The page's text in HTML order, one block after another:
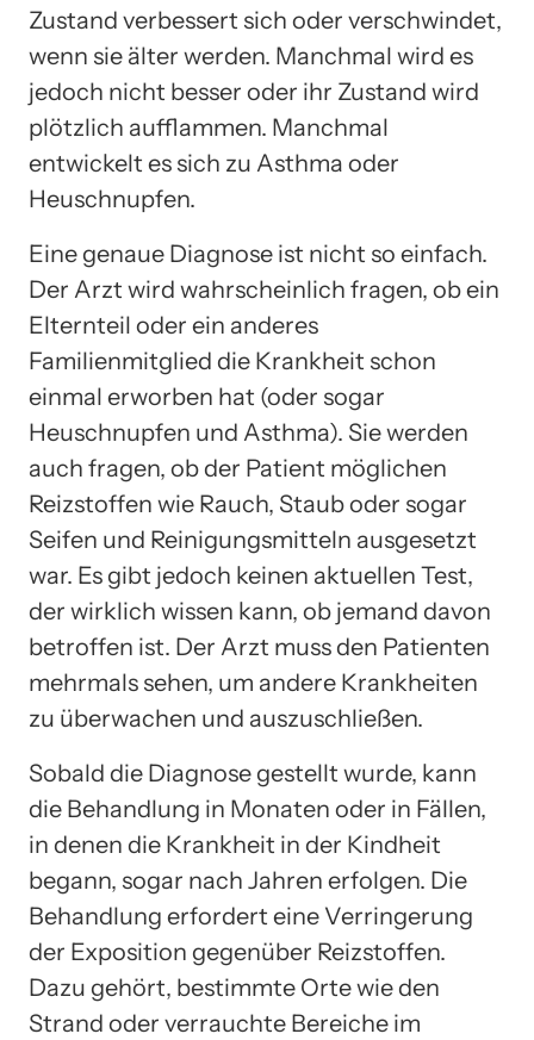
Zustand verbessert sich oder verschwindet,
wenn sie älter werden. Manchmal wird es
jedoch nicht besser oder ihr Zustand wird
plötzlich aufflammen. Manchmal
entwickelt es sich zu Asthma oder
Heuschnupfen.
Eine genaue Diagnose ist nicht so einfach.
Der Arzt wird wahrscheinlich fragen, ob ein
Elternteil oder ein anderes
Familienmitglied die Krankheit schon
einmal erworben hat (oder sogar
Heuschnupfen und Asthma). Sie werden
auch fragen, ob der Patient möglichen
Reizstoffen wie Rauch, Staub oder sogar
Seifen und Reinigungsmitteln ausgesetzt
war. Es gibt jedoch keinen aktuellen Test,
der wirklich wissen kann, ob jemand davon
betroffen ist. Der Arzt muss den Patienten
mehrmals sehen, um andere Krankheiten
zu überwachen und auszuschließen.
Sobald die Diagnose gestellt wurde, kann
die Behandlung in Monaten oder in Fällen,
in denen die Krankheit in der Kindheit
begann, sogar nach Jahren erfolgen. Die
Behandlung erfordert eine Verringerung
der Exposition gegenüber Reizstoffen.
Dazu gehört, bestimmte Orte wie den
Strand oder verrauchte Bereiche im